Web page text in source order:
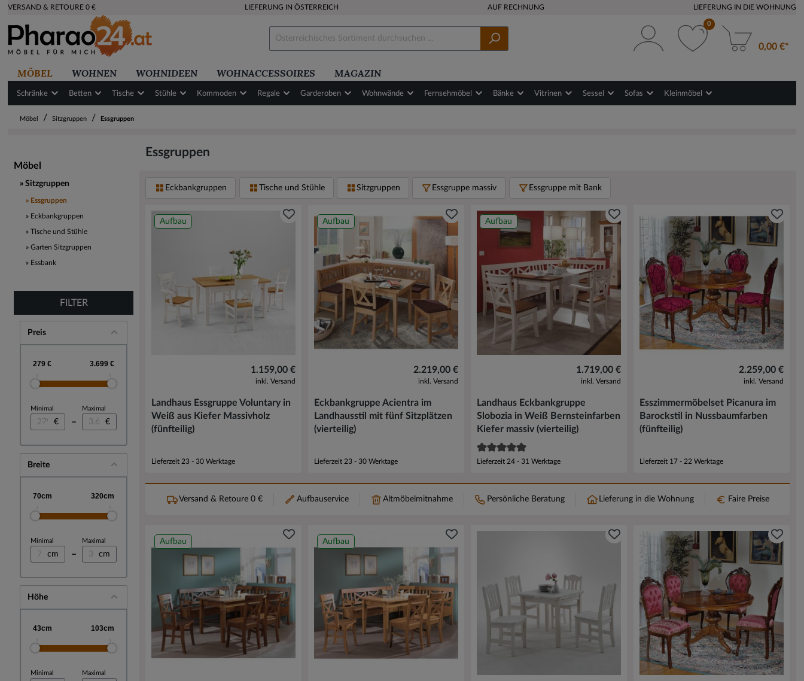
VERSAND & RETOURE 0 € LIEFERUNG IN ÖSTERREICH AUF RECHNUNG LIEFERUNG IN DIE WOHNUNG
0
0,00 €*
MÖBEL
Schränke Betten Tische Stühle Kommoden Regale Garderoben Wohnwände Fernsehmöbel Bänke Vitrinen Sessel Sofas Kleinmöbel
WOHNEN WOHNIDEEN WOHNACCESSOIRES MAGAZIN
Möbel / Sitzgruppen / Essgruppen
Möbel
Sitzgruppen
Essgruppen
Eckbankgruppen
Tische und Stühle
Garten Sitzgruppen
Essbank
FILTER
Preis
Minimal
€ –
Maximal
€
Breite
Minimal
cm –
Maximal
cm
Höhe
Minimal Maximal
Essgruppen
Eckbankgruppen Tische und Stühle Sitzgruppen Essgruppe massiv Essgruppe mit Bank
Versand & Retoure 0 € Aufbauservice Altmöbelmitnahme Persönliche Beratung Lieferung in die Wohnung Faire Preise
Aufbau
1.159,00 €
inkl. Versand
Landhaus Essgruppe Voluntary in
Weiß aus Kiefer Massivholz
(fünfteilig)
Lieferzeit 23 - 30 Werktage
Aufbau
2.219,00 €
inkl. Versand
Eckbankgruppe Acientra im
Landhausstil mit fünf Sitzplätzen
(vierteilig)
Lieferzeit 23 - 30 Werktage
Aufbau
1.719,00 €
inkl. Versand
Landhaus Eckbankgruppe
Slobozia in Weiß Bernsteinfarben
Kiefer massiv (vierteilig)
Lieferzeit 24 - 31 Werktage
2.259,00 €
inkl. Versand
Esszimmermöbelset Picanura im
Barockstil in Nussbaumfarben
(fünfteilig)
Lieferzeit 17 - 22 Werktage
Aufbau Aufbau